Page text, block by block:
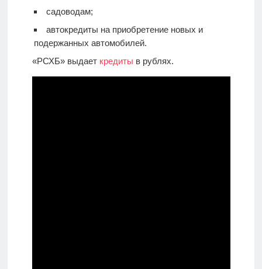
садоводам;
автокредиты на приобретение новых и
подержанных автомобилей.
«РСХБ» выдает кредиты в рублях.